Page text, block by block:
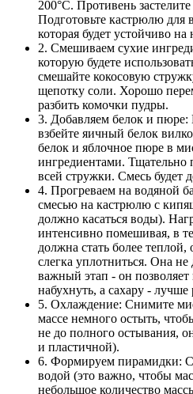
200°C. Противень
Подготовьте кастрюлю для
которая будет устойчиво на
2. Смешиваем сухие
которую будете
смешайте кокосовую
щепотку соли. Хорошо
разбить комочки пудры.
3. Добавляем белок и пюре:
взбейте яичный белок
белок и яблочное пюре в
ингредиентами. Тщательно
всей стружки. Смесь будет
4. Прогреваем на водяной
смесью на кастрюлю с
должно касаться воды).
интенсивно помешивая, в
должна стать более
слегка уплотниться. Она
важный этап - он позволяет
набухнуть, а сахару - лучше
5. Охлаждение: Снимите
массе немного остыть,
не до полного остывания,
и пластичной).
6. Формируем пирамидки:
водой (это важно, чтобы
небольшое количество